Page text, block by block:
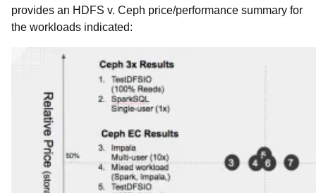
provides an HDFS v. Ceph price/performance summary for
the workloads indicated: